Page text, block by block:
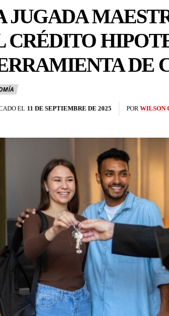
JUGADA
CRÉDITO
DE
EL 11 DE SEPTIEMBRE DE 2025 POR WILSON